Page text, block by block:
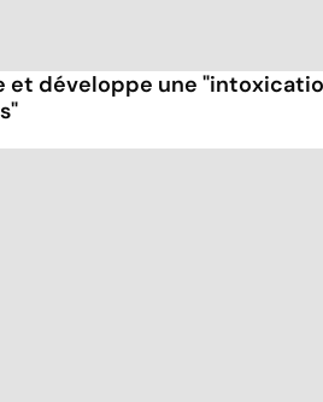
et développe une